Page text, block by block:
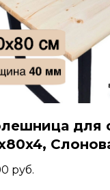
для
руб.